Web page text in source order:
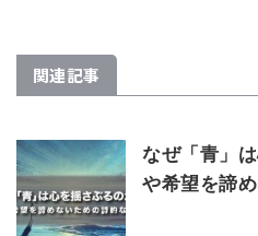
関連記事
なぜ「青」
や希望を諦